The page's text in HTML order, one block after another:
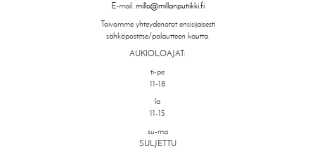
E-mail. milla@millanputiikki.fi
Toivomme yhteydenotot ensisijaisesti
sähköpostitse/palautteen kautta.
AUKIOLOAJAT:
ti-pe
11-18
la
11-15
su-ma
SULJETTU